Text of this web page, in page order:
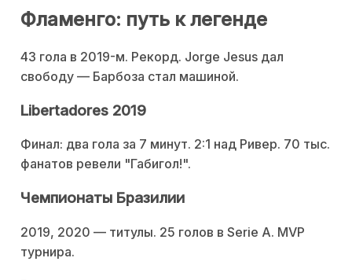
Фламенго: путь к легенде
43 гола в 2019-м. Рекорд. Jorge Jesus дал
свободу — Барбоза стал машиной.
Libertadores 2019
Финал: два гола за 7 минут. 2:1 над Ривер. 70 тыс.
фанатов ревели "Габигол!".
Чемпионаты Бразилии
2019, 2020 — титулы. 25 голов в Serie A. MVP
турнира.